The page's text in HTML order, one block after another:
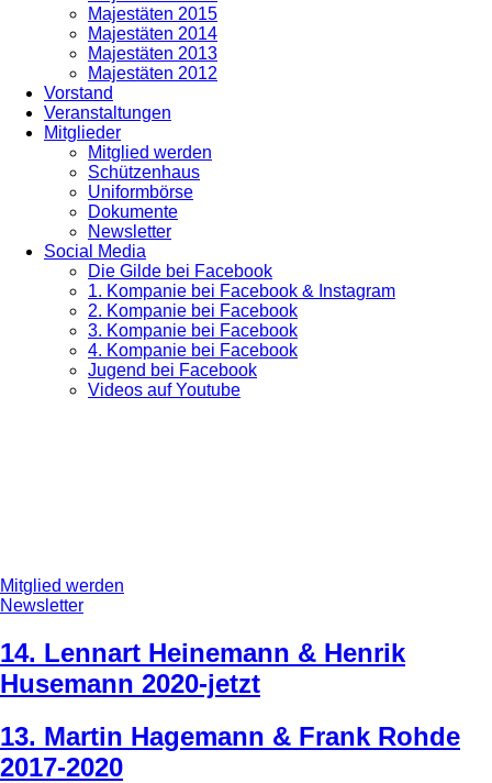
Majestäten 2015
Majestäten 2014
Majestäten 2013
Majestäten 2012
Vorstand
Veranstaltungen
Mitglieder
Mitglied werden
Schützenhaus
Uniformbörse
Dokumente
Newsletter
Social Media
Die Gilde bei Facebook
1. Kompanie bei Facebook & Instagram
2. Kompanie bei Facebook
3. Kompanie bei Facebook
4. Kompanie bei Facebook
Jugend bei Facebook
Videos auf Youtube
Mitglied werden
Newsletter
14. Lennart Heinemann & Henrik
Husemann 2020-jetzt
13. Martin Hagemann & Frank Rohde
2017-2020